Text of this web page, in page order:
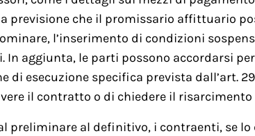
previsione che il promissario affittuario
l’inserimento di condizioni
In aggiunta, le parti possono accordarsi
di esecuzione specifica prevista dall’art.
il contratto o di chiedere il risarcimento
preliminare al definitivo, i contraenti, se lo